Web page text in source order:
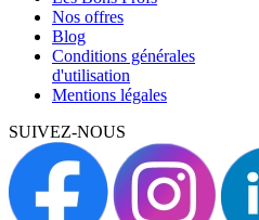
Nos offres
Blog
Conditions générales
d'utilisation
Mentions légales
SUIVEZ-NOUS